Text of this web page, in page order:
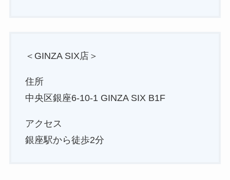
＜GINZA SIX店＞
住所
中央区銀座6-10-1 GINZA SIX B1F
アクセス
銀座駅から徒歩2分